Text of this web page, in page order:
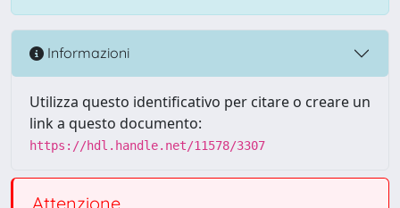
Informazioni
Utilizza questo identificativo per citare o creare un
link a questo documento:
https://hdl.handle.net/11578/3307
Attenzione